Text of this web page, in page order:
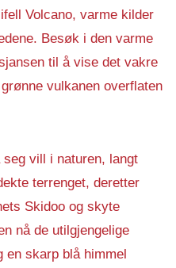
Volcano, varme kilder
Besøk i den varme
til å vise det vakre
vulkanen overflaten
vill i naturen, langt
terrenget, deretter
Skidoo og skyte
nå de utilgjengelige
en skarp blå himmel